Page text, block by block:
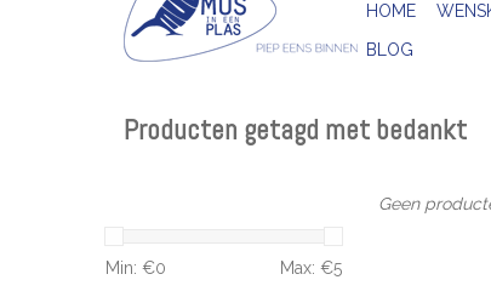
HOME
BLOG
Producten getagd met bedankt
Min: €0 Max: €5
Geen